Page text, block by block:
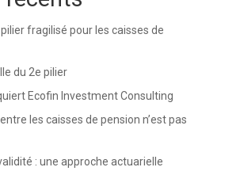
pilier fragilisé pour les caisses de
du 2e pilier
Ecofin Investment Consulting
les caisses de pension n’est pas
: une approche actuarielle